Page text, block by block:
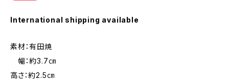
International shipping available
素材：有田焼
幅：約3.7㎝
高さ：約2.5㎝